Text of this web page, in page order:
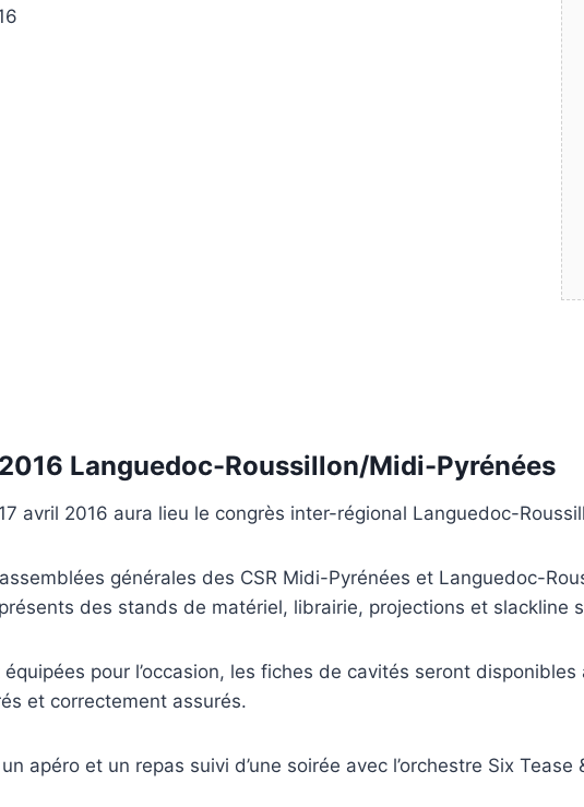
Languedoc-Roussillon/Midi-Pyrénées
avril 2016 aura lieu le congrès inter-régional Languedoc-Roussil
assemblées générales des CSR Midi-Pyrénées et Languedoc-
des stands de matériel, librairie, projections et slackline
pour l’occasion, les fiches de cavités seront
et correctement assurés.
apéro et un repas suivi d’une soirée avec l’orchestre Six